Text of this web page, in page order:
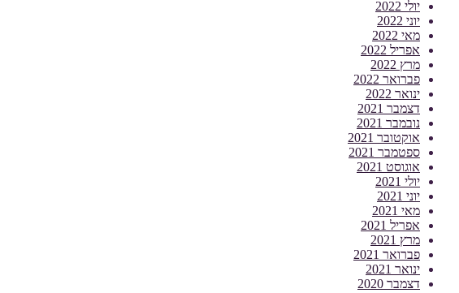
יולי 2022
יוני 2022
מאי 2022
אפריל 2022
מרץ 2022
פברואר 2022
ינואר 2022
דצמבר 2021
נובמבר 2021
אוקטובר 2021
ספטמבר 2021
אוגוסט 2021
יולי 2021
יוני 2021
מאי 2021
אפריל 2021
מרץ 2021
פברואר 2021
ינואר 2021
דצמבר 2020